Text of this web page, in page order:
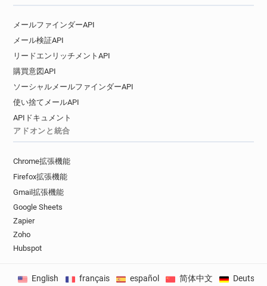
メールファインダーAPI
メール検証API
リードエンリッチメントAPI
購買意図API
ソーシャルメールファインダーAPI
使い捨てメールAPI
APIドキュメント
アドオンと統合
Chrome拡張機能
Firefox拡張機能
Gmail拡張機能
Google Sheets
Zapier
Zoho
Hubspot
English français español 简体中文 Deutsch